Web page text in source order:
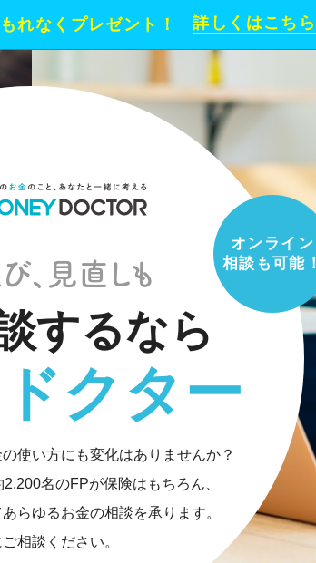
もれなくプレゼント！ 詳しくはこちら
、見直しも
するなら
クター
の使い方にも変化はありませんか？
2,200名のFPが保険はもちろん、
あらゆるお金の相談を承ります。
相談ください。
オンライン
相談も可能！